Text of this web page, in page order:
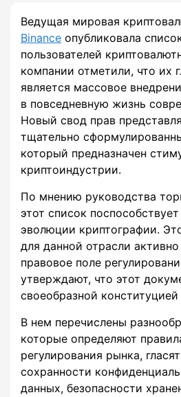
Ведущая мировая
Binance опубликовала
пользователей
компании отметили, что их
является массовое
в повседневную жизнь
Новый свод прав
тщательно
который предназначен
криптоиндустрии.
По мнению руководства
этот список
эволюции криптографии.
для данной отрасли
правовое поле
утверждают, что этот
своеобразной
В нем перечислены
которые определяют
регулирования рынка,
сохранности
данных, безопасности